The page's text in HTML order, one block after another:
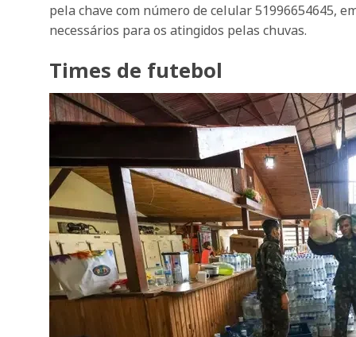
pela chave com número de celular 51996654645,
necessários para os atingidos pelas chuvas.
Times de futebol